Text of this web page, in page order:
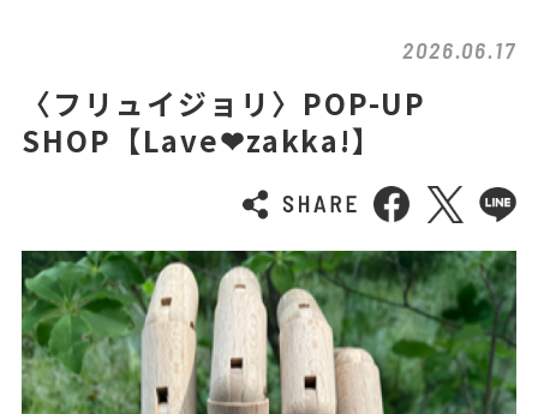
2026.06.17
〈フリュイジョリ〉POP-UP
SHOP【Lave❤zakka!】